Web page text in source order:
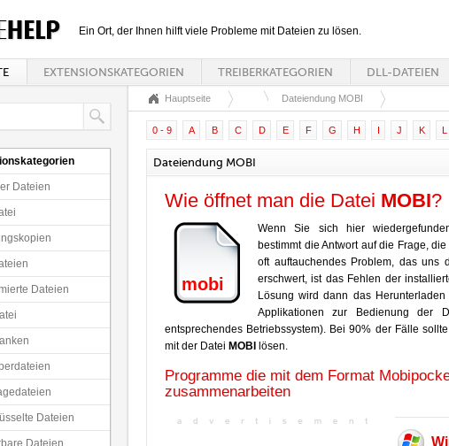
Ein Ort, der Ihnen hilft viele Probleme mit Dateien zu lösen.
EXTENSIONSKATEGORIEN TREIBERKATEGORIEN DLL-DATEIEN
Dateien
Dateien
Dateien
Dateien
Hauptseite Dateiendung MOBI
0 - 9 A B C D E F G H I J K L
Dateiendung MOBI
Wie öffnet man die Datei MOBI?
mobi
Wenn Sie sich hier
bestimmt die Antwort auf die Frage,
oft auftauchendes Problem, das uns
erschwert, ist das Fehlen der
Lösung wird dann das
Applikationen zur Bedienung der
entsprechendes Betriebssystem). Bei 90% der Fälle
mit der Datei MOBI lösen.
Programme die mit dem Format
zusammenarbeiten